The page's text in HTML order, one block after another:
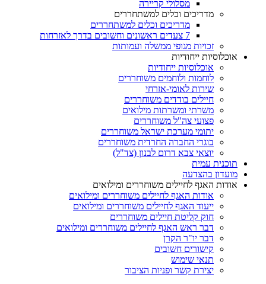
מסלולי קריירה
מדריכים וכלים למשתחררים
מדריכים וכלים למשתחררים
7 צעדים ראשונים וחשובים בדרך לאזרחות
זכויות מגופי ממשלה ועמותות
אוכלוסיות ייחודיות
אוכלוסיות ייחודיות
לוחמות ולוחמים משוחררים
שירות לאומי-אזרחי
חיילים בודדים משוחררים
משרתי ומשרתות מילואים
פצועי צה"ל משוחררים
יתומי מערכת ישראל משוחררים
בוגרי החברה החרדית משוחררים
יוצאי צבא דרום לבנון (צד"ל)
תוכנית עמית
מועדון בהצדעה
אודות האגף לחיילים משוחררים ומילואים
אודות האגף לחיילים משוחררים ומילואים
ייעוד האגף לחיילים משוחררים ומילואים
חוק קליטת חיילים משוחררים
דבר ראש האגף לחיילים משוחררים ומילואים
דבר יו"ר הקרן
קישורים חשובים
תנאי שימוש
יצירת קשר ופניות הציבור